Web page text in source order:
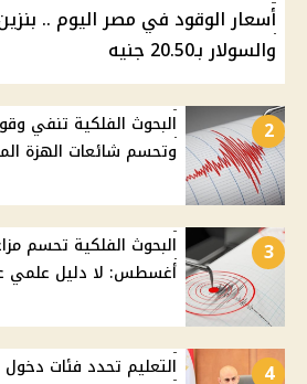
والسولار بـ20.50 جنيه
2
البحوث الفلكية تنفي
وتحسم شائعات الهزة
3
أغسطس: لا دليل علمي
4
التعليم تحدد فئات دخول